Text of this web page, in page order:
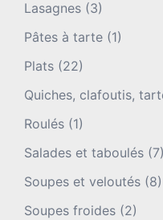
Lasagnes (3)
Pâtes à tarte (1)
Plats (22)
Quiches, clafoutis,
Roulés (1)
Salades et taboulés (7)
Soupes et veloutés (8)
Soupes froides (2)